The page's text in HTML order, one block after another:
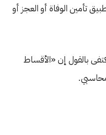
تأمين الوفاة أو العجز أو
بالقول إن «الأقساط
محاسبي.